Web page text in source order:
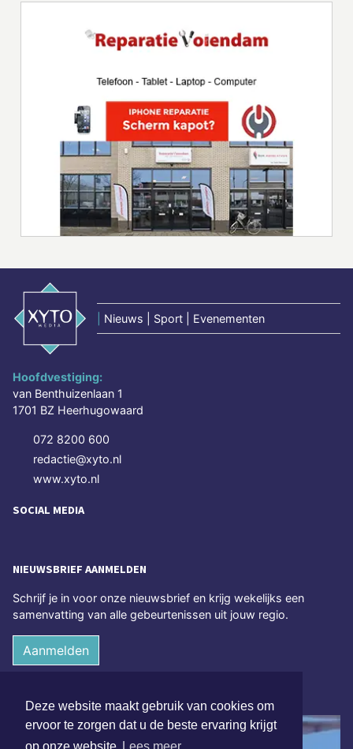
Deze website maakt gebruik van cookies om
ervoor te zorgen dat u de beste ervaring krijgt
Nieuws | Sport | Evenementen
Hoofdvestiging:
van Benthuizenlaan 1
1701 BZ Heerhugowaard
072 8200 600
redactie@xyto.nl
www.xyto.nl
SOCIAL MEDIA
NIEUWSBRIEF AANMELDEN
Schrijf je in voor onze nieuwsbrief en krijg wekelijks een
samenvatting van alle gebeurtenissen uit jouw regio.
Aanmelden